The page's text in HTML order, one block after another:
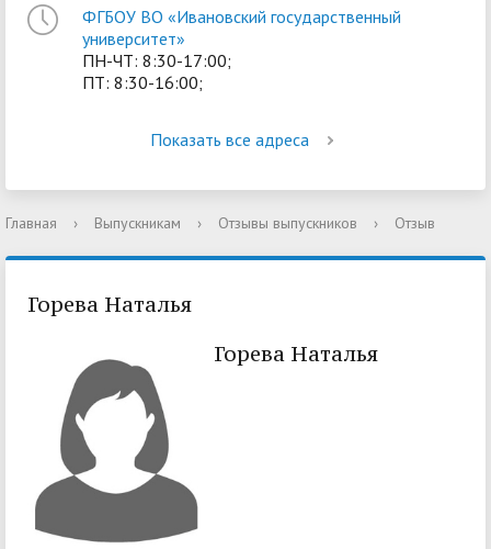
ФГБОУ ВО «Ивановский государственный
университет»
ПН-ЧТ: 8:30-17:00;
ПТ: 8:30-16:00;
Показать все адреса
Главная › Выпускникам › Отзывы выпускников › Отзыв
Горева Наталья
Горева Наталья